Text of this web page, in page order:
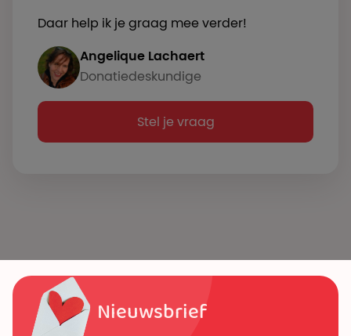
Angelique Lachaert
Donatiedeskundige
Daar help ik je graag mee verder!
Stel je vraag
Nieuwsbrief